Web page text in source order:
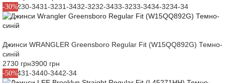
-30%
30-3230-3431-3231-3432-3232-3433-3233-3434-3234-34
Джинси WRANGLER Greensboro Regular Fit (W15QQ892G) Темно-
синій
2730 грн3900 грн
-50%
30-3431-3440-3442-34